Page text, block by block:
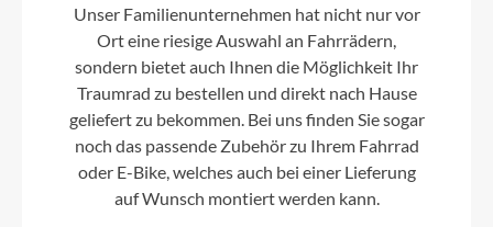
Griffe
PEGASUS
Schaltwerk
Shimano Nexus SG-C3001, 7 Gang
Nabenschaltung mit Rücktritt
Unser Familienunternehmen hat nicht nur vor
Ort eine riesige Auswahl an Fahrrädern,
sondern bietet auch Ihnen die Möglichkeit Ihr
Traumrad zu bestellen und direkt nach Hause
geliefert zu bekommen. Bei uns finden Sie sogar
noch das passende Zubehör zu Ihrem Fahrrad
oder E-Bike, welches auch bei einer Lieferung
auf Wunsch montiert werden kann.